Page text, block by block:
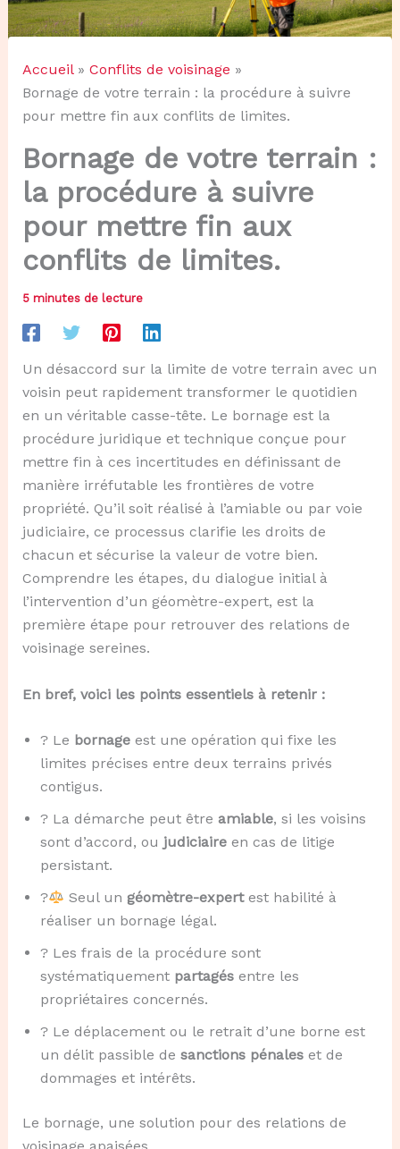
Accueil
Conflits de voisinage
Bornage de votre terrain : la procédure à suivre
pour mettre fin aux conflits de limites.
Bornage de votre terrain :
la procédure à suivre
pour mettre fin aux
conflits de limites.
5 minutes de lecture
Un désaccord sur la limite de votre terrain avec un
voisin peut rapidement transformer le quotidien
en un véritable casse-tête. Le bornage est la
procédure juridique et technique conçue pour
mettre fin à ces incertitudes en définissant de
manière irréfutable les frontières de votre
propriété. Qu’il soit réalisé à l’amiable ou par voie
judiciaire, ce processus clarifie les droits de
chacun et sécurise la valeur de votre bien.
Comprendre les étapes, du dialogue initial à
l’intervention d’un géomètre-expert, est la
première étape pour retrouver des relations de
voisinage sereines.
En bref, voici les points essentiels à retenir :
? Le bornageest une opération qui fixe les
limites précises entre deux terrains privés
contigus.
? La démarche peut être amiable, si les voisins
sont d’accord, ou judiciaireen cas de litige
persistant.
?‍
Seul un géomètre-expertest habilité à
réaliser un bornage légal.
? Les frais de la procédure sont
systématiquement partagésentre les
propriétaires concernés.
? Le déplacement ou le retrait d’une borne est
un délit passible de sanctions pénaleset de
dommages et intérêts.
Le bornage, une solution pour des relations de